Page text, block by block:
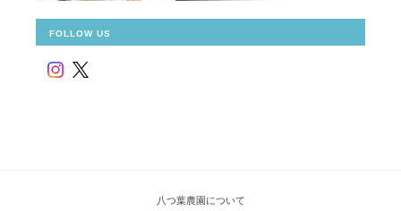
FOLLOW US
八つ葉農園について